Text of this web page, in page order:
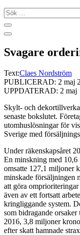
Sök
…
Svagare
Text:Claes Nordström
PUBLICERAD: 2 maj
UPPDATERAD: 2 maj
Skylt- och
senaste bokslutet.
utomhuslösningar för
Sverige med
Under räkenskapsåret
En minskning med 10,6
omsatte 127,1 miljoner
minskade försäljningen
att göra
även av ett fortsatt
kringliggande system.
som bidragande
2016, 3,8 miljoner
efter skatt hamnade